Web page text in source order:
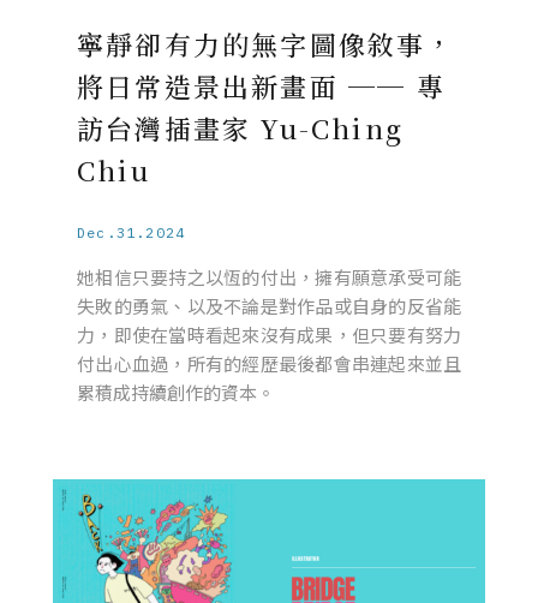
寧靜卻有力的無字圖像敘事，
將日常造景出新畫面 ── 專
訪台灣插畫家 Yu-Ching
Chiu
Dec.31.2024
她相信只要持之以恆的付出，擁有願意承受可能
失敗的勇氣、以及不論是對作品或自身的反省能
力，即使在當時看起來沒有成果，但只要有努力
付出心血過，所有的經歷最後都會串連起來並且
累積成持續創作的資本。